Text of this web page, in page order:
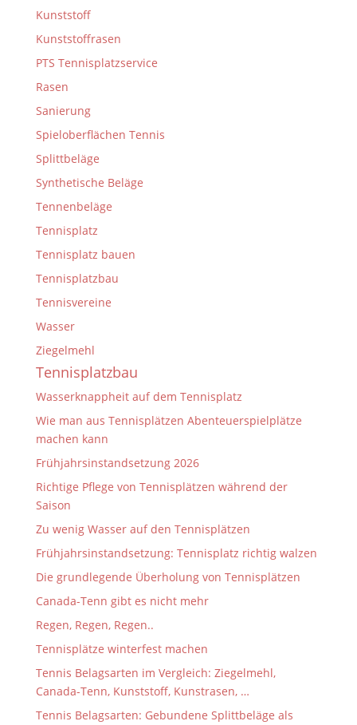
Kunststoff
Kunststoffrasen
PTS Tennisplatzservice
Rasen
Sanierung
Spieloberflächen Tennis
Splittbeläge
Synthetische Beläge
Tennenbeläge
Tennisplatz
Tennisplatz bauen
Tennisplatzbau
Tennisvereine
Wasser
Ziegelmehl
Tennisplatzbau
Wasserknappheit auf dem Tennisplatz
Wie man aus Tennisplätzen Abenteuerspielplätze
machen kann
Frühjahrsinstandsetzung 2026
Richtige Pflege von Tennisplätzen während der
Saison
Zu wenig Wasser auf den Tennisplätzen
Frühjahrsinstandsetzung: Tennisplatz richtig walzen
Die grundlegende Überholung von Tennisplätzen
Canada-Tenn gibt es nicht mehr
Regen, Regen, Regen..
Tennisplätze winterfest machen
Tennis Belagsarten im Vergleich: Ziegelmehl,
Canada-Tenn, Kunststoff, Kunstrasen, …
Tennis Belagsarten: Gebundene Splittbeläge als